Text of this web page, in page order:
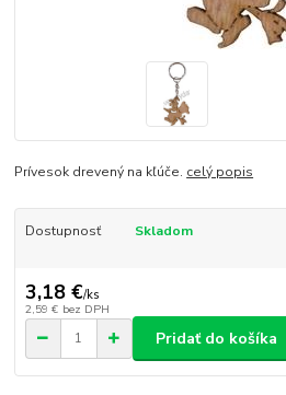
Prívesok drevený na kľúče. celý popis
Dostupnosť Skladom
3,18 €/ks
2,59 € bez DPH
Pridať do košíka